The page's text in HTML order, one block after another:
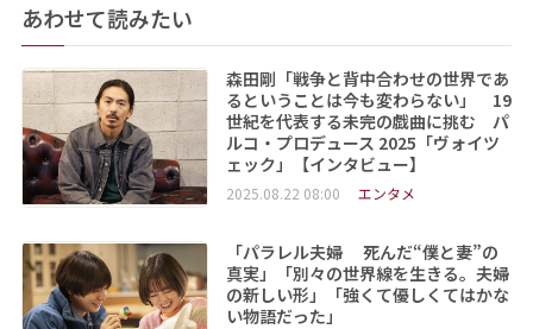
あわせて読みたい
森田剛「戦争と背中合わせの世界であ
るということは今も変わらない」 19
世紀を代表する未完の戯曲に挑む パ
ルコ・プロデュース 2025「ヴォイツ
ェック」【インタビュー】
2025.08.22 08:00 エンタメ
「パラレル夫婦 死んだ“僕と妻”の
真実」「別々の世界線を生きる。夫婦
の新しい形」「強くて優しくてはかな
い物語だった」